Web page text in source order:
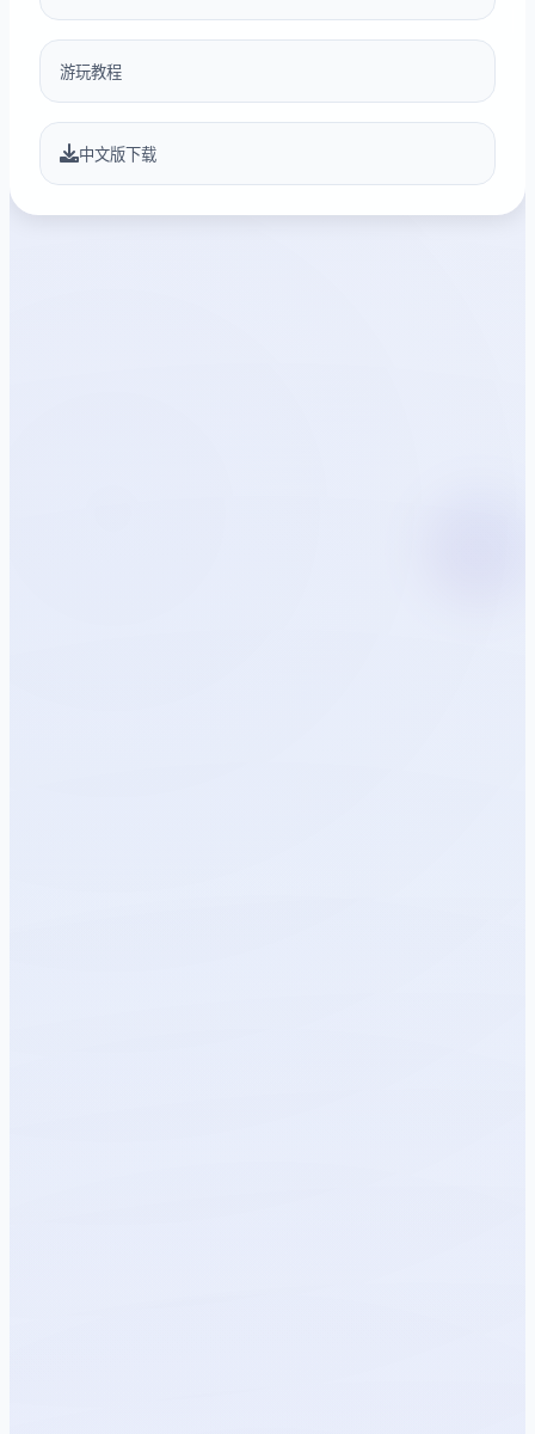
游玩教程
中文版下载